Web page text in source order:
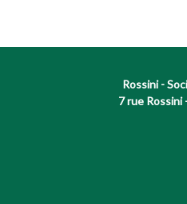
Rossini -
7 rue Rossini